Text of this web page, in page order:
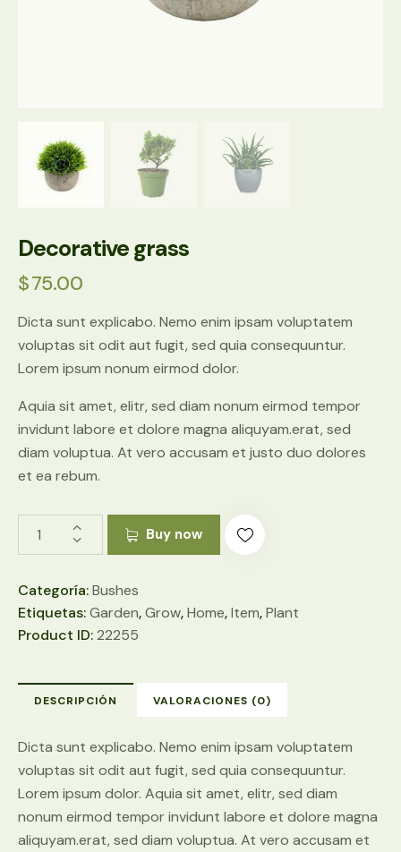
Decorative grass
$75.00
Dicta sunt explicabo. Nemo enim ipsam voluptatem
voluptas sit odit aut fugit, sed quia consequuntur.
Lorem ipsum nonum eirmod dolor.
Aquia sit amet, elitr, sed diam nonum eirmod tempor
invidunt labore et dolore magna aliquyam.erat, sed
diam voluptua. At vero accusam et justo duo dolores
et ea rebum.
Buy now
Categoría:Bushes
Etiquetas:Garden,Grow,Home,Item,Plant
Product ID:22255
DESCRIPCIÓN VALORACIONES (0)
Dicta sunt explicabo. Nemo enim ipsam voluptatem
voluptas sit odit aut fugit, sed quia consequuntur.
Lorem ipsum dolor. Aquia sit amet, elitr, sed diam
nonum eirmod tempor invidunt labore et dolore magna
aliquyam.erat, sed diam voluptua. At vero accusam et